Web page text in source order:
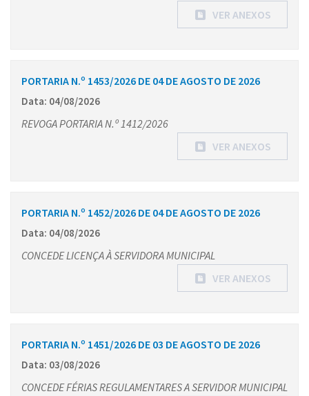
VER ANEXOS
PORTARIA N.º 1453/2026 DE 04 DE AGOSTO DE 2026
Data: 04/08/2026
REVOGA PORTARIA N.º 1412/2026
VER ANEXOS
PORTARIA N.º 1452/2026 DE 04 DE AGOSTO DE 2026
Data: 04/08/2026
CONCEDE LICENÇA À SERVIDORA MUNICIPAL
VER ANEXOS
PORTARIA N.º 1451/2026 DE 03 DE AGOSTO DE 2026
Data: 03/08/2026
CONCEDE FÉRIAS REGULAMENTARES A SERVIDOR MUNICIPAL